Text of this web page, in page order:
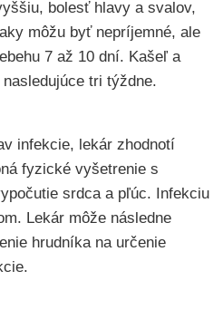
bolesť hlavy a svalov,
môžu byť nepríjemné, ale
7 až 10 dní. Kašeľ a
tri týždne.
infekcie, lekár zhodnotí
fyzické vyšetrenie s
srdca a pľúc. Infekciu
Lekár môže následne
hrudníka na určenie